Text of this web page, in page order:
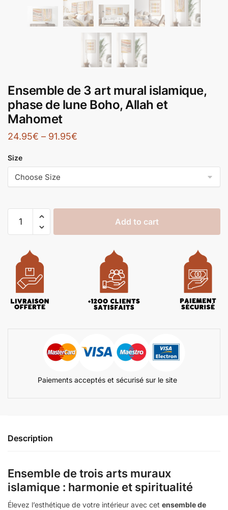
Ensemble de 3 art mural islamique,
phase de lune Boho, Allah et
Mahomet
24.95€ – 91.95€
Size
Add to cart
Paiements acceptés et sécurisé sur le site
Description
Ensemble de trois arts muraux
islamique : harmonie et spiritualité
Élevez l’esthétique de votre intérieur avec cet ensemble de